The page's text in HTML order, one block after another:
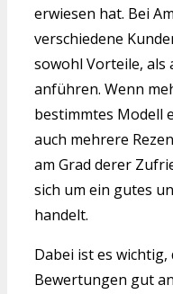
erwiesen hat. Bei
verschiedene
sowohl Vorteile, als
anführen. Wenn
bestimmtes Modell
auch mehrere
am Grad derer
sich um ein gutes
handelt.
Dabei ist es wichtig,
Bewertungen gut